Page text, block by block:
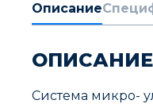
Описание
ОПИСАНИЕ
Система микро-